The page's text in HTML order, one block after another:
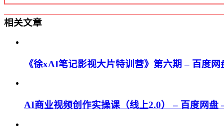
相关文章
《徐xAI笔记影视大片特训营》第六期 – 百度网
AI商业视频创作实操课（线上2.0） – 百度网盘